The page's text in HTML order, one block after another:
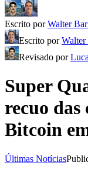
Escrito porWalter
Escrito porWalter
Revisado por
Super
recuo das
Bitcoin
Últimas Notícias